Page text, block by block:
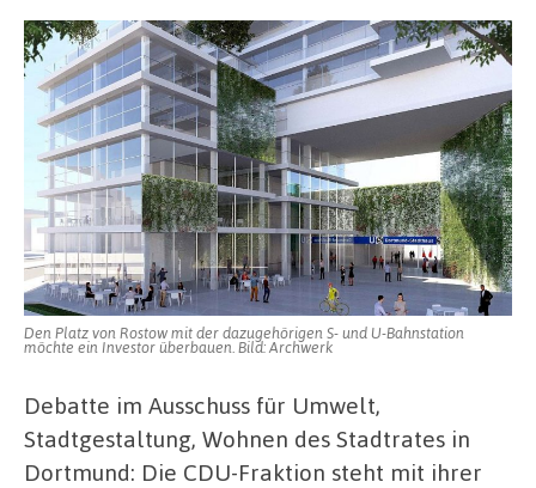
Griff?
–
Stadt
sichert
sich
für
das
geplante
Hochhaus
auf
dem
Platz
von
Den Platz von Rostow mit der dazugehörigen S- und U-Bahnstation
möchte ein Investor überbauen. Bild: Archwerk
Debatte im Ausschuss für Umwelt,
Stadtgestaltung, Wohnen des Stadtrates in
Dortmund: Die CDU-Fraktion steht mit ihrer